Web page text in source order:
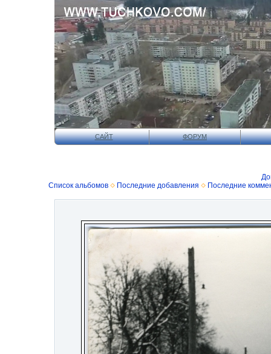
САЙТ ФОРУМ
Список альбомов
Последние добавления Последние